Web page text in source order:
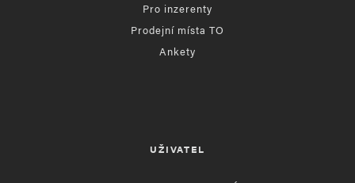
Pro inzerenty
Prodejní místa TO
Ankety
UŽIVATEL